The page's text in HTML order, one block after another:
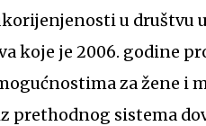
u društvu
koje je 2006. godine
za žene i
prethodnog sistema